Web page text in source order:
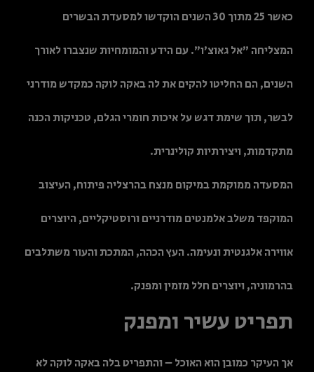
כאשר 25 מתוך 30 השנים הוקדשו למסעדת הבשרים
המצליחה "אל גאוצ'ו". עם הידע והמומחיות שנצברו לאורך
השנים, הם החליטו להקים את לה באקה לוקה כמקדש מודרני
לבשר, תוך שימת דגש על איכות חומרי הגלם, טכניקות הכנה
מתקדמות, ויצירתיות קולינרית.
המסעדה ממוקמת במיקום מנצח בהרצליה פיתוח, העיצוב
המוקפד משלב אלמנטים מודרניים ורוסטיקליים, היוצרים
אווירה אלגנטית ונעימה. העץ הכהה, המתכת והעור משתלבים
בהרמוניה, ויוצרים חלל מזמין ומפנק.
תפריט עשיר ומפנק
אך העיקר כמובן הוא האוכל – והתפריט בלה באקה לוקה לא